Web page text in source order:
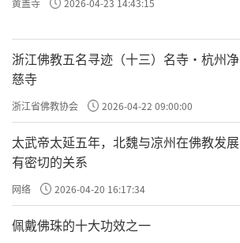
黄盖寺 2026-04-23 14:43:15
浙江佛教五名寻迹（十三）名寺·杭州净
慈寺
浙江省佛教协会 2026-04-22 09:00:00
太武帝太延五年，北魏与凉州在佛教发展
有密切的关系
网络 2026-04-20 16:17:34
佩戴佛珠的十大功效之一